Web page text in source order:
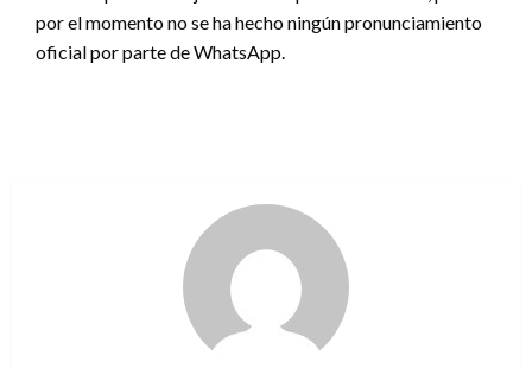
por el momento no se ha hecho ningún pronunciamiento
oficial por parte de WhatsApp.